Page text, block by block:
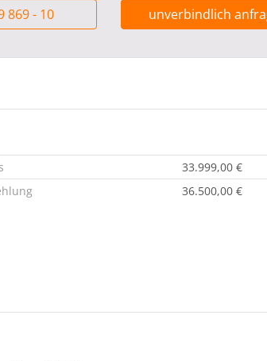
869 - 10 unverbindlich
33.999,00 €
36.500,00 €